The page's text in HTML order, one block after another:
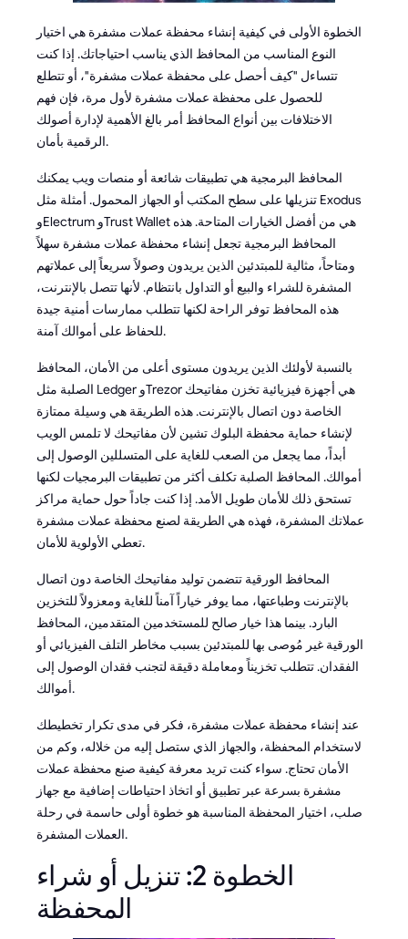
الخطوة الأولى في كيفية إنشاء محفظة عملات مشفرة هي اختيار
النوع المناسب من المحافظ الذي يناسب احتياجاتك. إذا كنت
تتساءل "كيف أحصل على محفظة عملات مشفرة"، أو تتطلع
للحصول على محفظة عملات مشفرة لأول مرة، فإن فهم
الاختلافات بين أنواع المحافظ أمر بالغ الأهمية لإدارة أصولك
الرقمية بأمان.
المحافظ البرمجية هي تطبيقات شائعة أو منصات ويب يمكنك
تنزيلها على سطح المكتب أو الجهاز المحمول. أمثلة مثل Exodus
وElectrum وTrust Wallet هي من أفضل الخيارات المتاحة. هذه
المحافظ البرمجية تجعل إنشاء محفظة عملات مشفرة سهلاً
ومتاحاً، مثالية للمبتدئين الذين يريدون وصولاً سريعاً إلى عملاتهم
المشفرة للشراء والبيع أو التداول بانتظام. لأنها تتصل بالإنترنت،
هذه المحافظ توفر الراحة لكنها تتطلب ممارسات أمنية جيدة
للحفاظ على أموالك آمنة.
بالنسبة لأولئك الذين يريدون مستوى أعلى من الأمان، المحافظ
الصلبة مثل Ledger وTrezor هي أجهزة فيزيائية تخزن مفاتيحك
الخاصة دون اتصال بالإنترنت. هذه الطريقة هي وسيلة ممتازة
لإنشاء حماية محفظة البلوك تشين لأن مفاتيحك لا تلمس الويب
أبداً، مما يجعل من الصعب للغاية على المتسللين الوصول إلى
أموالك. المحافظ الصلبة تكلف أكثر من تطبيقات البرمجيات لكنها
تستحق ذلك للأمان طويل الأمد. إذا كنت جاداً حول حماية مراكز
عملاتك المشفرة، فهذه هي الطريقة لصنع محفظة عملات مشفرة
تعطي الأولوية للأمان.
المحافظ الورقية تتضمن توليد مفاتيحك الخاصة دون اتصال
بالإنترنت وطباعتها، مما يوفر خياراً آمناً للغاية ومعزولاً للتخزين
البارد. بينما هذا خيار صالح للمستخدمين المتقدمين، المحافظ
الورقية غير مُوصى بها للمبتدئين بسبب مخاطر التلف الفيزيائي أو
الفقدان. تتطلب تخزيناً ومعاملة دقيقة لتجنب فقدان الوصول إلى
أموالك.
عند إنشاء محفظة عملات مشفرة، فكر في مدى تكرار تخطيطك
لاستخدام المحفظة، والجهاز الذي ستصل إليه من خلاله، وكم من
الأمان تحتاج. سواء كنت تريد معرفة كيفية صنع محفظة عملات
مشفرة بسرعة عبر تطبيق أو اتخاذ احتياطات إضافية مع جهاز
صلب، اختيار المحفظة المناسبة هو خطوة أولى حاسمة في رحلة
العملات المشفرة.
الخطوة 2: تنزيل أو شراء
المحفظة